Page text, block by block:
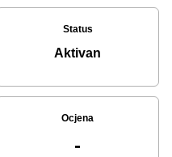
Status
Aktivan
Ocjena
-